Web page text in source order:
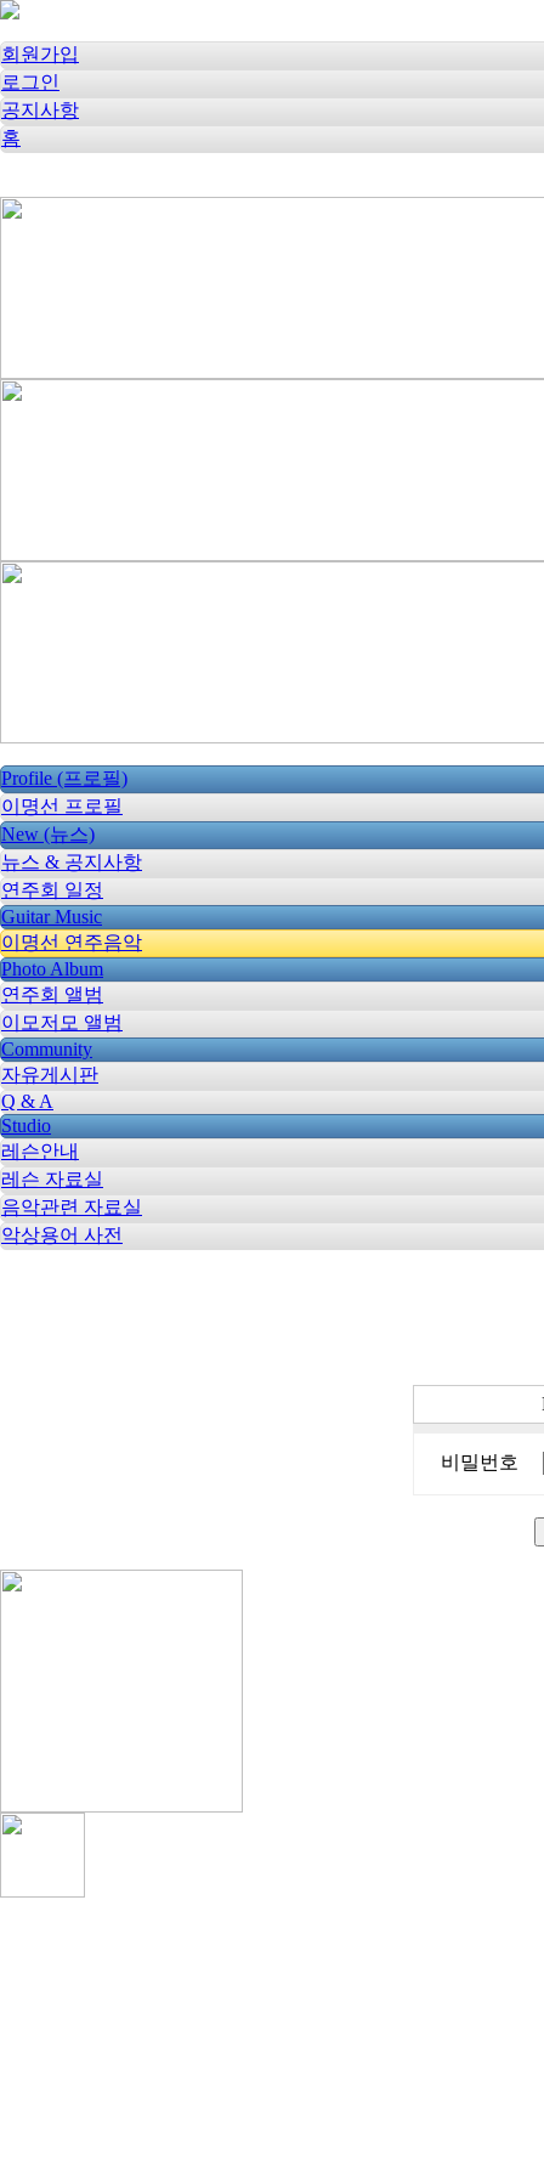
회원가입
로그인
공지사항
홈
Profile (프로필)
이명선 프로필
New (뉴스)
뉴스 & 공지사항
연주회 일정
Guitar Music
이명선 연주음악
Photo Album
연주회 앨범
이모저모 앨범
Community
자유게시판
Q & A
Studio
레슨안내
레슨 자료실
음악관련 자료실
악상용어 사전
비밀번호